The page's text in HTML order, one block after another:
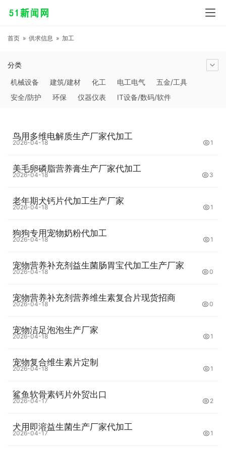
首页 » 供求信息 » 加工
分类
机械设备
建筑/建材 化工 电工电气
五金/工具
安全/防护
环保 仪器仪表
IT设备/数码/软件
汽摩及配件
日用百货 能源 加工
工艺品/礼品
纺织/皮革 办公/文教 其他未分类
鸟用多维电解质生产厂家代加工
2026-04-18 1
美毛卵磷脂营养膏生产厂家代加工
2026-04-18 3
老年期犬钙片代加工生产厂家
2026-04-18 1
狗狗专用宠物奶粉代加工
2026-04-18 1
宠物营养补充剂益生菌肠胃宝代加工生产厂家
2026-04-18 0
宠物营养补充剂营养维生素复合片现货招商
2026-04-18 0
宠物洁足泡泡生产厂家
2026-04-18 1
宠物复合维生素片定制
2026-04-18 1
鲨鱼软骨素钙片外贸出口
2026-04-17 2
犬用即溶益生菌生产厂家代加工
2026-04-17 1